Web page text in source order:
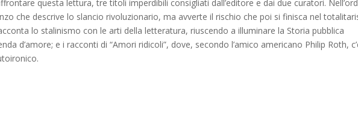
questa lettura, tre titoli imperdibili consigliati dall’editore e dai due curatori.
che descrive lo slancio rivoluzionario, ma avverte il rischio che poi si finisca nel
lo stalinismo con le arti della letteratura, riuscendo a illuminare la Storia pubblica
d’amore; e i racconti di “Amori ridicoli”, dove, secondo l’amico americano Philip Roth,